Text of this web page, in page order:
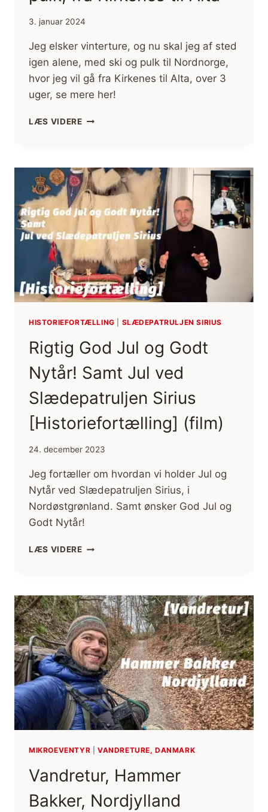
3. januar 2024
Jeg elsker vinterture, og nu skal jeg af sted
igen alene, med ski og pulk til Nordnorge,
hvor jeg vil gå fra Kirkenes til Alta, over 3
uger, se mere her!
LÆS VIDERENYT
NORDNORGE,
MED
SKI
OG
PULK,
FRA
KIRKENES
TIL
ALTA
HISTORIEFORTÆLLING SLÆDEPATRULJEN SIRIUS
Rigtig God Jul og Godt
Nytår! Samt Jul ved
Slædepatruljen Sirius
[Historiefortælling] (film)
24. december 2023
Jeg fortæller om hvordan vi holder Jul og
Nytår ved Slædepatruljen Sirius, i
Nordøstgrønland. Samt ønsker God Jul og
Godt Nytår!
LÆS VIDERERIGTIG
GODT
NYTÅR!
SAMT
JUL
VED
SLÆDEPATRULJEN
SIRIUS
[HISTORIEFORTÆLLING]
(FILM)
MIKROEVENTYR VANDRETURE, DANMARK
Vandretur, Hammer
Bakker, Nordjylland